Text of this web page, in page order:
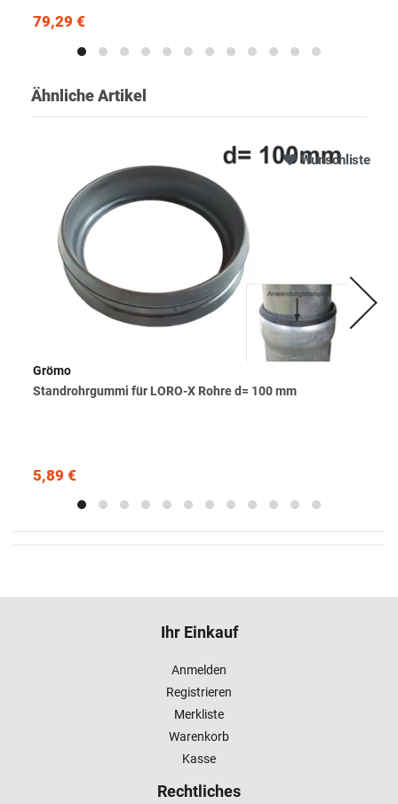
79,29 €
Ähnliche Artikel
Wunschliste
Grömo
Standrohrgummi für LORO-X Rohre d= 100 mm
5,89 €
Ihr Einkauf
Anmelden
Registrieren
Merkliste
Warenkorb
Kasse
Rechtliches